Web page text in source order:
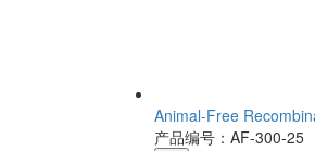
Animal-Free
产品编号：AF-300-25